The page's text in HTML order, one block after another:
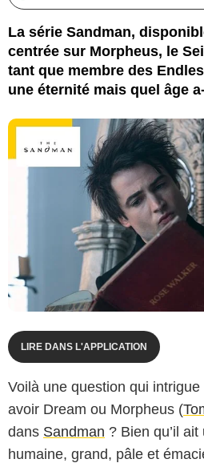
La série Sandman,
centrée sur Morpheus, le
tant que membre des
une éternité mais quel âge
LIRE DANS L'APPLICATION
Voilà une question qui
avoir Dream ou Morpheus (
dans Sandman ? Bien qu’il
humaine, grand, pâle et